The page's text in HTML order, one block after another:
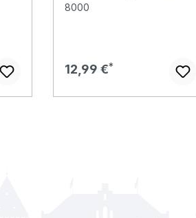
8000
Regulärer Preis:
12,99 €